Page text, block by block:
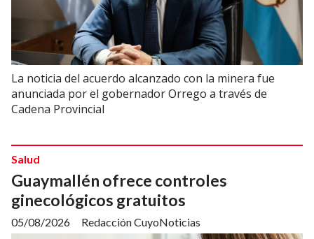
La noticia del acuerdo alcanzado con la minera fue
anunciada por el gobernador Orrego a través de
Cadena Provincial
Guaymallén ofrece controles
ginecológicos gratuitos
Redacción CuyoNoticias
Salud
05/08/2026